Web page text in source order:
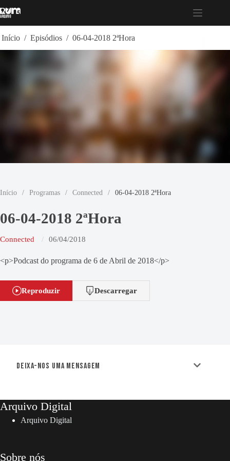
para
Início / Episódios / 06-04-2018 2ªHora
Início / Programas / Connected / 06-04-2018 2ªHora
06-04-2018 2ªHora
Connected 06/04/2018
<p>Podcast do programa de 6 de Abril de 2018</p>
Reproduzir Descarregar
Deixa-nos uma mensagem
Arquivo Digital
Arquivo Digital
Sobre nós